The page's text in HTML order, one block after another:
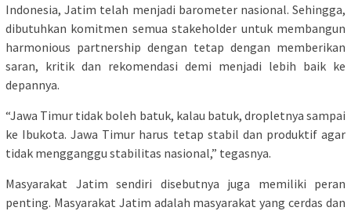
Indonesia, Jatim telah menjadi barometer nasional. Sehingga,
dibutuhkan komitmen semua stakeholder untuk membangun
harmonious partnership dengan tetap dengan memberikan
saran, kritik dan rekomendasi demi menjadi lebih baik ke
depannya.
“Jawa Timur tidak boleh batuk, kalau batuk, dropletnya sampai
ke Ibukota. Jawa Timur harus tetap stabil dan produktif agar
tidak mengganggu stabilitas nasional,” tegasnya.
Masyarakat Jatim sendiri disebutnya juga memiliki peran
penting. Masyarakat Jatim adalah masyarakat yang cerdas dan